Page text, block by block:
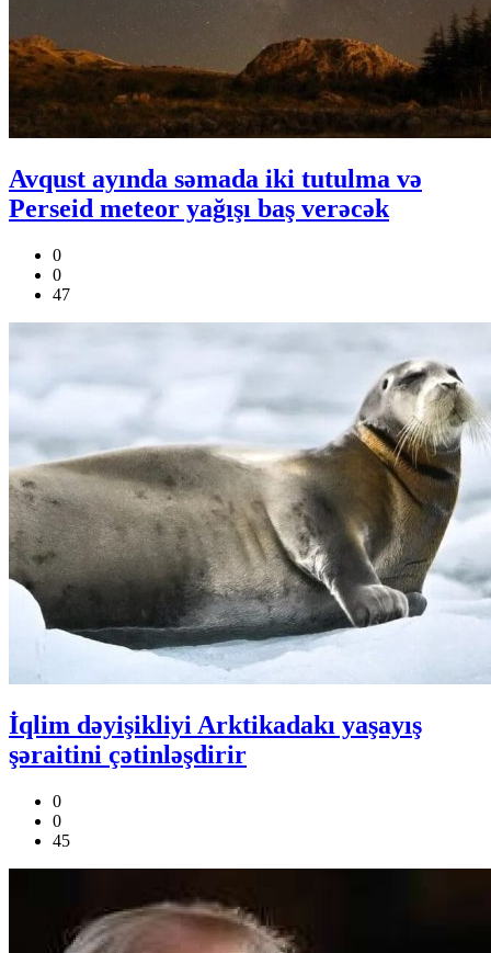
Avqust ayında səmada iki tutulma və
Perseid meteor yağışı baş verəcək
0
0
47
İqlim dəyişikliyi Arktikadakı yaşayış
şəraitini çətinləşdirir
0
0
45